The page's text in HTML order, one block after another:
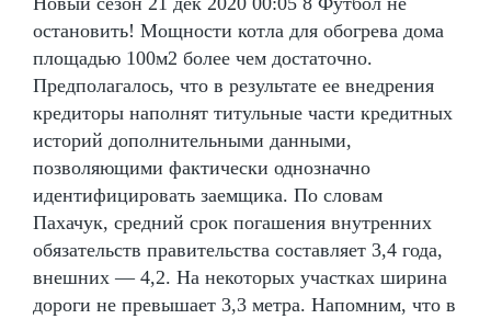
остановить! Мощности котла для обогрева дома
площадью 100м2 более чем достаточно.
Предполагалось, что в результате ее внедрения
кредиторы наполнят титульные части кредитных
историй дополнительными данными,
позволяющими фактически однозначно
идентифицировать заемщика. По словам
Пахачук, средний срок погашения внутренних
обязательств правительства составляет 3,4 года,
внешних — 4,2. На некоторых участках ширина
дороги не превышает 3,3 метра. Напомним, что в